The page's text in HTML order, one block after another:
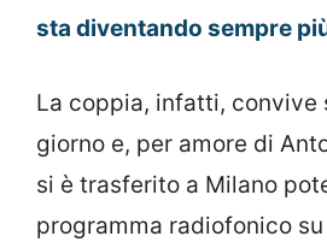
sta diventando sempre
La coppia, infatti, convive
giorno e, per amore di
si è trasferito a Milano
programma radiofonico